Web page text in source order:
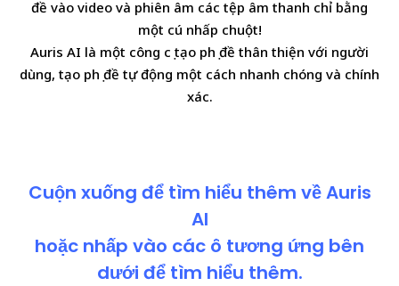
đề vào video và phiên âm các tệp âm thanh chỉ bằng
một cú nhấp chuột!
Auris AI là một công cụ tạo phụ đề thân thiện với người
dùng, tạo phụ đề tự động một cách nhanh chóng và chính
xác.
Cuộn xuống để tìm hiểu thêm về Auris
AI
hoặc nhấp vào các ô tương ứng bên
dưới để tìm hiểu thêm.